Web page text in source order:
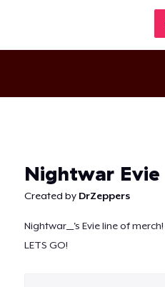
Nightwar Evie
Created by DrZeppers
Nightwar__'s Evie line of merch!
LETS GO!